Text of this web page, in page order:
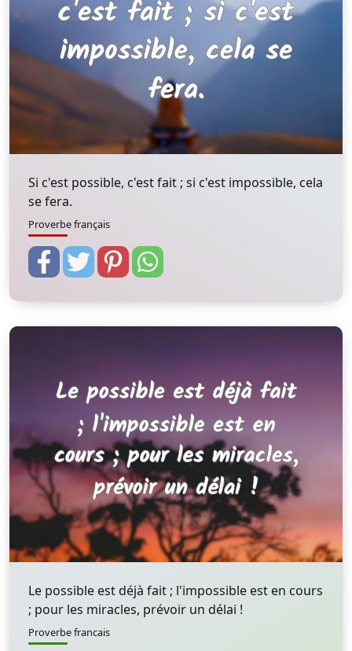
Si c'est possible, c'est fait ; si c'est impossible, cela
se fera.
Proverbe français
Le possible est déjà fait ; l'impossible est en cours
; pour les miracles, prévoir un délai !
Proverbe francais